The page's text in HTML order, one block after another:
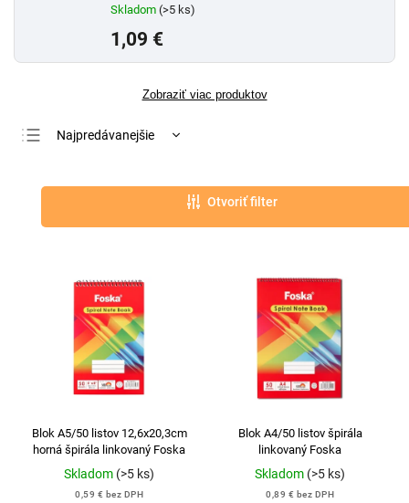
Skladom (>5 ks)
1,09 €
Zobraziť viac produktov
Najpredávanejšie
Otvoriť filter
Blok A5/50 listov 12,6x20,3cm
horná špirála linkovaný Foska
Skladom (>5 ks)
0,59 € bez DPH
Blok A4/50 listov špirála
linkovaný Foska
Skladom (>5 ks)
0,89 € bez DPH